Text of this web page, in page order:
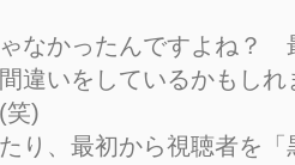
なかったんですよね？
違いをしているかもしれ
笑)
り、最初から視聴者を